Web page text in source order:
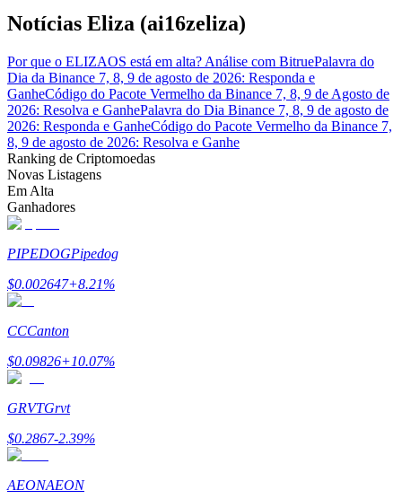
Ganhar
Notícias Eliza (ai16zeliza)
Por que o ELIZAOS está em alta? Análise com BitruePalavra do
Dia da Binance 7, 8, 9 de agosto de 2026: Responda e
GanheCódigo do Pacote Vermelho da Binance 7, 8, 9 de Agosto de
2026: Resolva e GanhePalavra do Dia Binance 7, 8, 9 de agosto de
2026: Responda e GanheCódigo do Pacote Vermelho da Binance 7,
8, 9 de agosto de 2026: Resolva e Ganhe
Ranking de Criptomoedas
Novas Listagens
Em Alta
Ganhadores
PIPEDOGPipedog
$0.002647+8.21%
CCCanton
$0.09826+10.07%
GRVTGrvt
$0.2867-2.39%
AEONAEON